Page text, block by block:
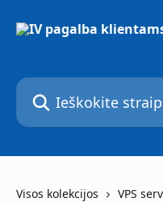
Ieškokite straipsnių...
Visos kolekcijos VPS